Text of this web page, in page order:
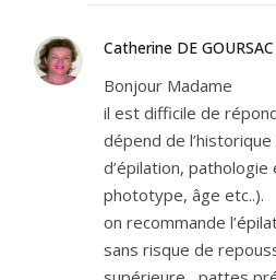
Catherine DE GOURSAC
Bonjour Madame
il est difficile de
dépend de
d’épilation,
phototype, âge etc..).
on recommande
sans risque de